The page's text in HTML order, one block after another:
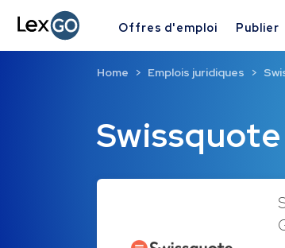
Offres d'emploi Publier
Home Emplois juridiques